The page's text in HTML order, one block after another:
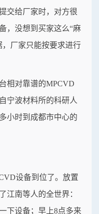
交给厂家时，对方很
，没想到买家这么“麻
厂家只能按要求进行
相对靠谱的MPCVD
宁波材料所的科研人
小时到成都市中心的
设备到位了。放置
江南等人的全世界：
下设备；早上8点多来